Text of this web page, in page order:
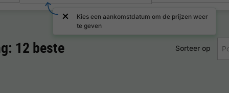
Kies een aankomstdatum om de prijzen weer
te geven
12 beste
Sorteer op